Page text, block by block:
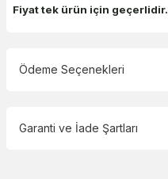
Fiyat tek ürün için geçerlidir.
Ödeme Seçenekleri
Garanti ve İade Şartları